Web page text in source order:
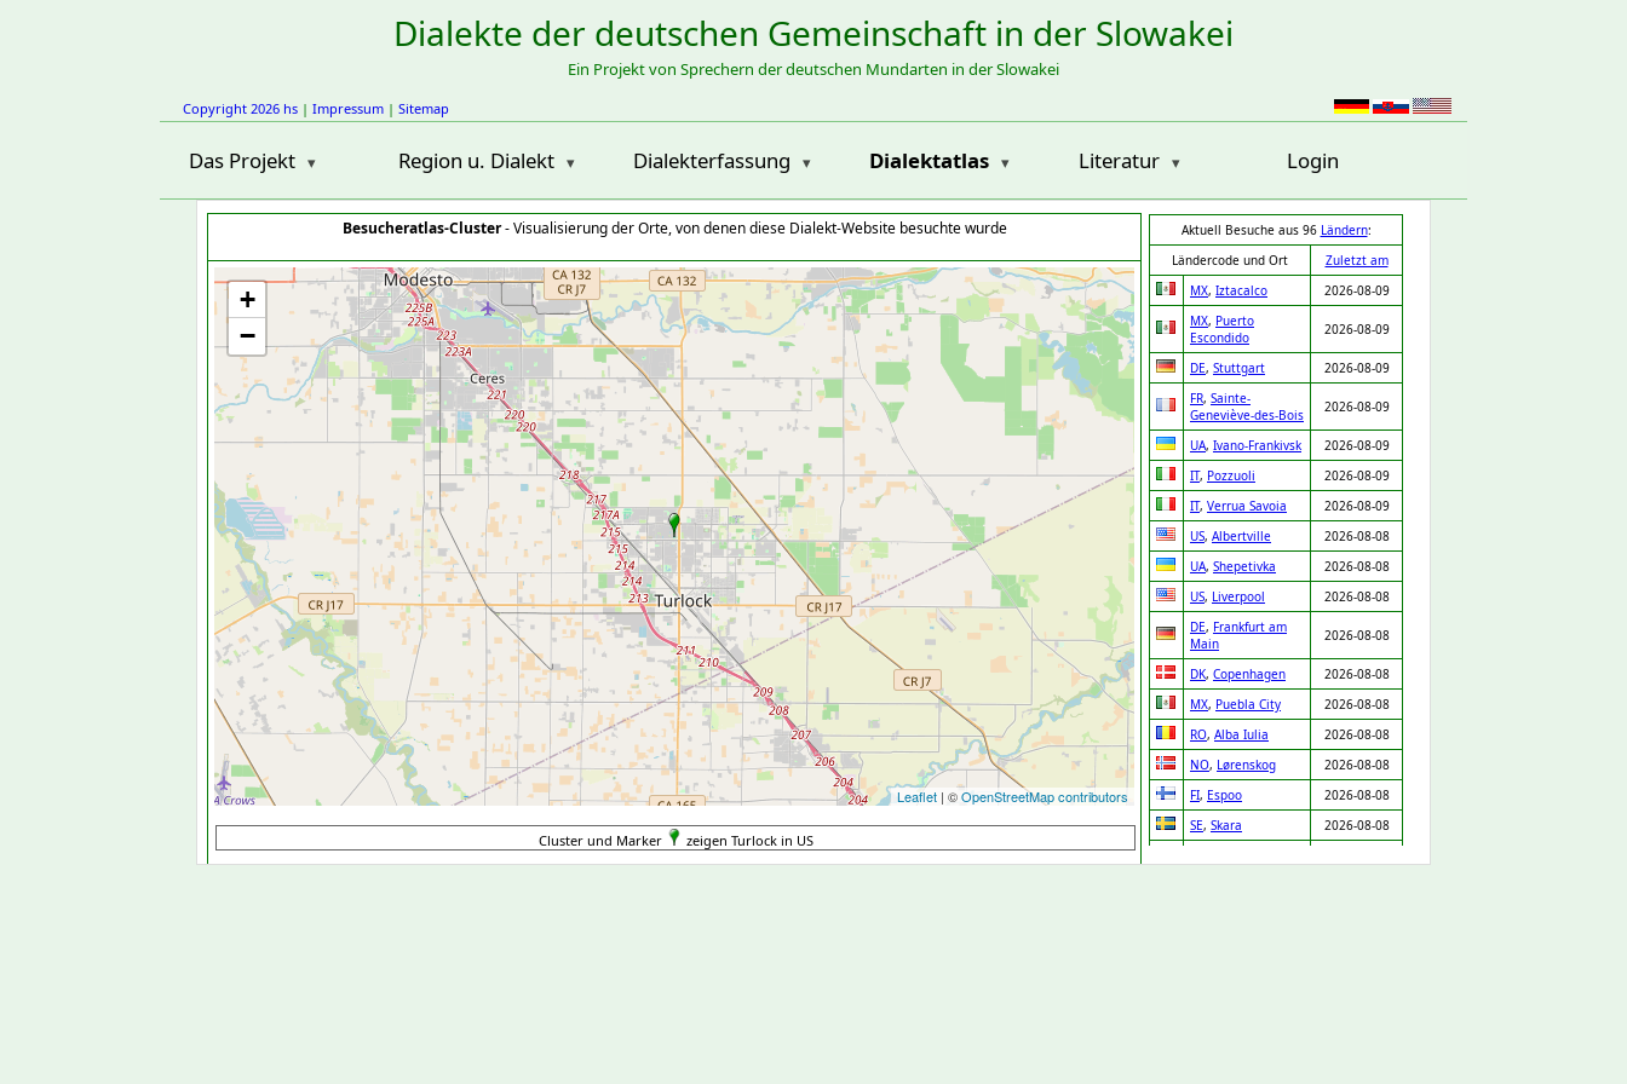
Dialekte der deutschen Gemeinschaft in der Slowakei
Ein Projekt von Sprechern der deutschen Mundarten in der Slowakei
Copyright 2026 hs | Impressum | Sitemap
Das Projekt Region u. Dialekt Dialekterfassung Dialektatlas Literatur Login
Besucheratlas-Cluster- Visualisierung der Orte, von denen diese Dialekt-Website besuchte wurde
+
−
Leaflet | ©OpenStreetMap contributors
Aktuell Besuche aus 96 Ländern:
Ländercode und Ort
Zuletzt am
MX, Iztacalco
2026-08-09
MX, Puerto
Escondido
2026-08-09
DE, Stuttgart
2026-08-09
FR, Sainte-
Geneviève-des-Bois
2026-08-09
UA, Ivano-Frankivsk
2026-08-09
IT, Pozzuoli
2026-08-09
IT, Verrua Savoia
2026-08-09
US, Albertville
2026-08-08
UA, Shepetivka
2026-08-08
US, Liverpool
2026-08-08
DE, Frankfurt am
Main
2026-08-08
DK, Copenhagen
2026-08-08
MX, Puebla City
2026-08-08
RO, Alba Iulia
2026-08-08
NO, Lørenskog
2026-08-08
FI, Espoo
2026-08-08
SE, Skara
2026-08-08
Cluster und Marker zeigen Turlock in US